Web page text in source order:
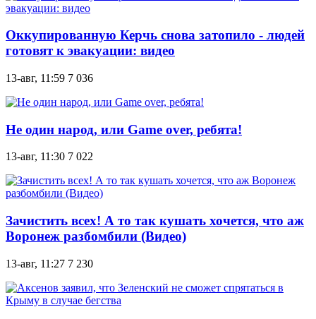
Оккупированную Керчь снова затопило - людей
готовят к эвакуации: видео
13-авг, 11:59 7 036
Не один народ, или Game over, ребята!
13-авг, 11:30 7 022
Зачистить всех! А то так кушать хочется, что аж
Воронеж разбомбили (Видео)
13-авг, 11:27 7 230